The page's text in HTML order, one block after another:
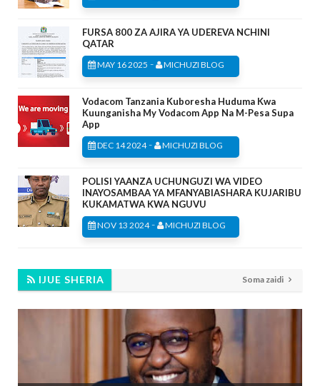
FURSA 800 ZA AJIRA YA UDEREVA NCHINI
QATAR
MAY 16 2025 - MICHUZI BLOG
Vodacom Tanzania Kuboresha Huduma Kwa
Kuunganisha My Vodacom App Na M-Pesa Supa
App
DEC 14 2024- MICHUZI BLOG
POLISI YAANZA UCHUNGUZI WA VIDEO
INAYOSAMBAA YA MFANYABIASHARA KUJARIBU
KUKAMATWA KWA NGUVU
NOV 13 2024- MICHUZI BLOG
IJUE SHERIA Soma zaidi